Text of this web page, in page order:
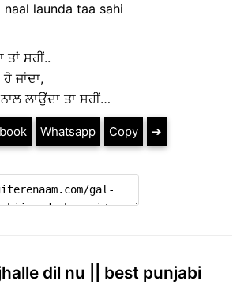
launda taa sahi
ਸਹੀਂ..
ਜਾਂਦਾ,
ਲਾਉਂਦਾ ਤਾ ਸਹੀਂ…
Whatsapp Copy ➔
dil nu || best punjabi